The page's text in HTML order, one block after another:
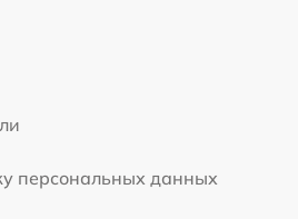
персональных данных